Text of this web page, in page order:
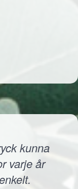
kunna
varje år